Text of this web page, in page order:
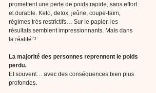
promettent une perte de poids rapide, sans effort
et durable. Keto, detox, jeûne, coupe-faim,
régimes très restrictifs… Sur le papier, les
résultats semblent impressionnants. Mais dans
la réalité ?
La majorité des personnes reprennent le poids
perdu.
Et souvent… avec des conséquences bien plus
profondes.